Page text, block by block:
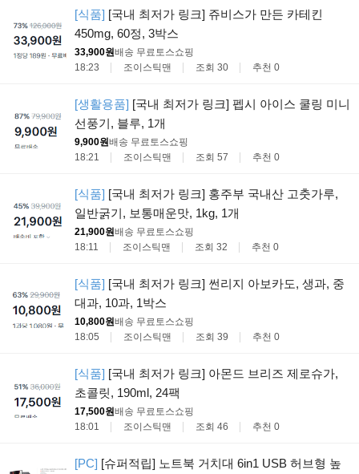
[식품] [국내 최저가 링크] 쥬비스가 만든 카테킨
450mg, 60정, 3박스
33,900원배송 무료 토스쇼핑
18:23
조이스틱맨 조회 30 추천 0
[생활용품] [국내 최저가 링크] 펩시 아이스 쿨링 미니
선풍기, 블루, 1개
9,900원배송 무료 토스쇼핑
18:21
조이스틱맨 조회 57 추천 0
[식품] [국내 최저가 링크] 홍주부 국내산 고춧가루,
일반굵기, 보통매운맛, 1kg, 1개
21,900원배송 무료 토스쇼핑
18:11
조이스틱맨 조회 32 추천 0
[식품] [국내 최저가 링크] 썬리지 아보카도, 생과, 중
대과, 10과, 1박스
10,800원배송 무료 토스쇼핑
18:05
조이스틱맨 조회 39 추천 0
[식품] [국내 최저가 링크] 아몬드 브리즈 제로슈가,
초콜릿, 190ml, 24팩
17,500원배송 무료 토스쇼핑
18:01
조이스틱맨 조회 46 추천 0
[PC] [슈퍼적립] 노트북 거치대 6in1 USB 허브형 높